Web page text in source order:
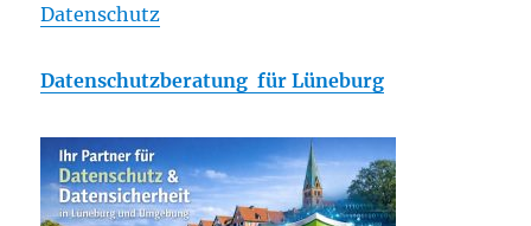
Datenschutz
Datenschutzberatung für Lüneburg